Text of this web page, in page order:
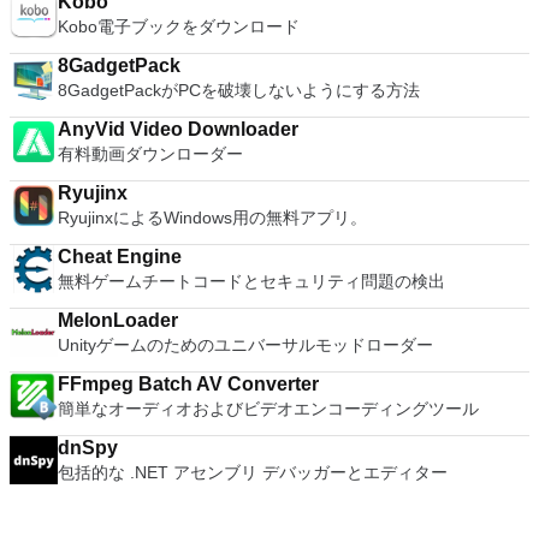
Kobo電子ブックをダウンロード
8GadgetPack
8GadgetPackがPCを破壊しないようにする方法
AnyVid Video Downloader
有料動画ダウンローダー
Ryujinx
RyujinxによるWindows用の無料アプリ。
Cheat Engine
無料ゲームチートコードとセキュリティ問題の検出
MelonLoader
Unityゲームのためのユニバーサルモッドローダー
FFmpeg Batch AV Converter
簡単なオーディオおよびビデオエンコーディングツール
dnSpy
包括的な .NET アセンブリ デバッガーとエディター